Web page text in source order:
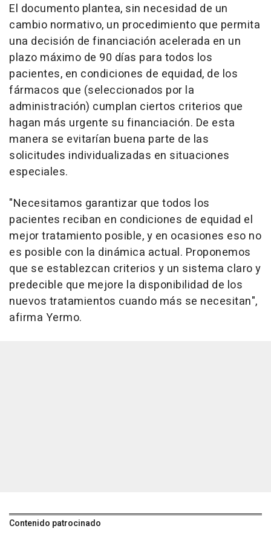
El documento plantea, sin necesidad de un
cambio normativo, un procedimiento que permita
una decisión de financiación acelerada en un
plazo máximo de 90 días para todos los
pacientes, en condiciones de equidad, de los
fármacos que (seleccionados por la
administración) cumplan ciertos criterios que
hagan más urgente su financiación. De esta
manera se evitarían buena parte de las
solicitudes individualizadas en situaciones
especiales.
"Necesitamos garantizar que todos los
pacientes reciban en condiciones de equidad el
mejor tratamiento posible, y en ocasiones eso no
es posible con la dinámica actual. Proponemos
que se establezcan criterios y un sistema claro y
predecible que mejore la disponibilidad de los
nuevos tratamientos cuando más se necesitan",
afirma Yermo.
Contenido patrocinado